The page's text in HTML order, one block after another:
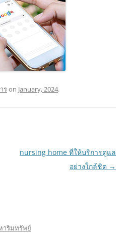
รon January, 2024.
nursing home ที่ให้บริการดูแล
อย่างใกล้ชิด →
าริมทรัพย์